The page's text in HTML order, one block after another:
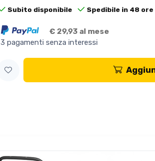
Subito disponibile Spedibile in 48 ore
€ 29,93 al mese
3 pagamenti senza interessi